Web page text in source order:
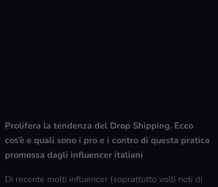
Prolifera la tendenza del Drop Shipping. Ecco
cos’è e quali sono i pro e i contro di questa pratica
promossa dagli influencer italiani
Di recente molti influencer (soprattutto volti noti di